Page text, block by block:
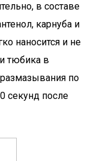
в составе
карнуба и
наносится и не
тюбика в
по
секунд после